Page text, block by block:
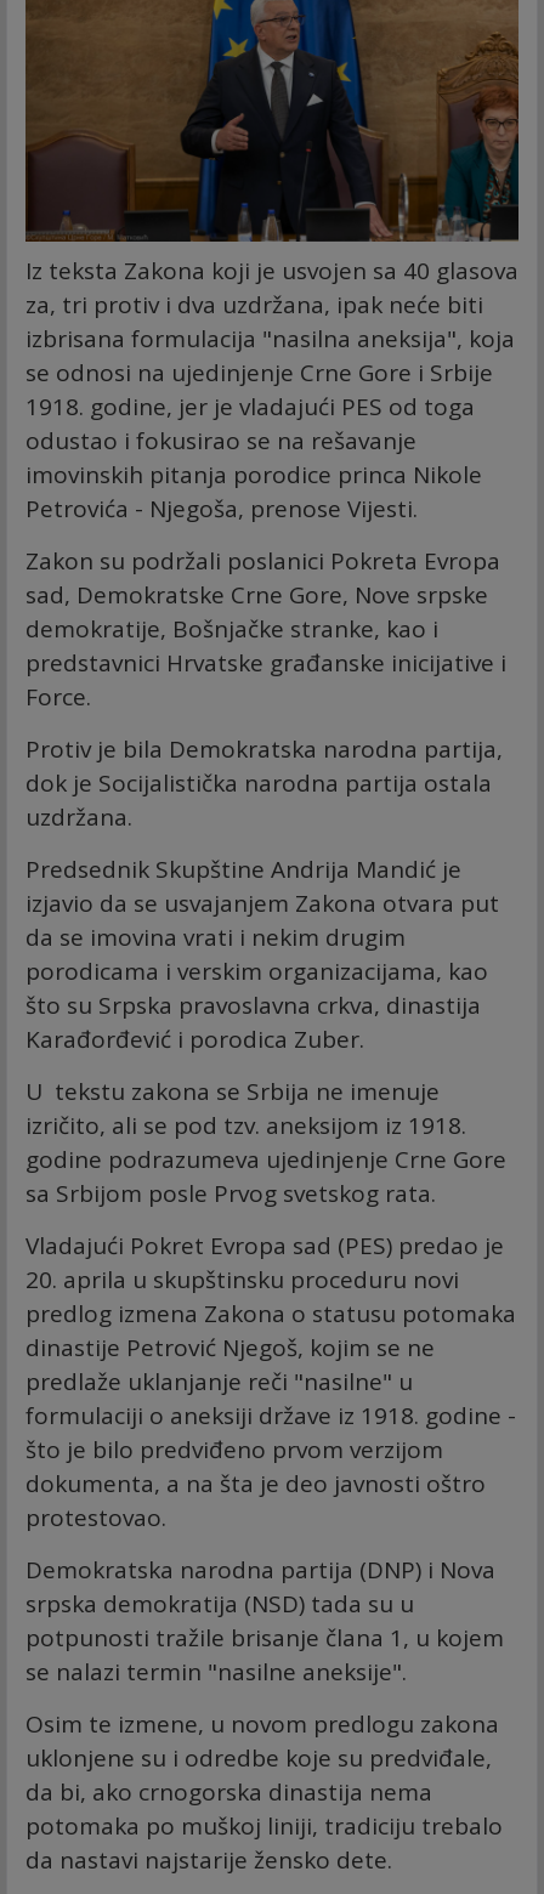
Iz teksta Zakona koji je usvojen sa 40 glasova
za, tri protiv i dva uzdržana, ipak neće biti
izbrisana formulacija "nasilna aneksija", koja
se odnosi na ujedinjenje Crne Gore i Srbije
1918. godine, jer je vladajući PES od toga
odustao i fokusirao se na rešavanje
imovinskih pitanja porodice princa Nikole
Petrovića - Njegoša, prenose Vijesti.
Zakon su podržali poslanici Pokreta Evropa
sad, Demokratske Crne Gore, Nove srpske
demokratije, Bošnjačke stranke, kao i
predstavnici Hrvatske građanske inicijative i
Force.
Protiv je bila Demokratska narodna partija,
dok je Socijalistička narodna partija ostala
uzdržana.
Predsednik Skupštine Andrija Mandić je
izjavio da se usvajanjem Zakona otvara put
da se imovina vrati i nekim drugim
porodicama i verskim organizacijama, kao
što su Srpska pravoslavna crkva, dinastija
Karađorđević i porodica Zuber.
U tekstu zakona se Srbija ne imenuje
izričito, ali se pod tzv. aneksijom iz 1918.
godine podrazumeva ujedinjenje Crne Gore
sa Srbijom posle Prvog svetskog rata.
Vladajući Pokret Evropa sad (PES) predao je
20. aprila u skupštinsku proceduru novi
predlog izmena Zakona o statusu potomaka
dinastije Petrović Njegoš, kojim se ne
predlaže uklanjanje reči "nasilne" u
formulaciji o aneksiji države iz 1918. godine -
što je bilo predviđeno prvom verzijom
dokumenta, a na šta je deo javnosti oštro
protestovao.
Demokratska narodna partija (DNP) i Nova
srpska demokratija (NSD) tada su u
potpunosti tražile brisanje člana 1, u kojem
se nalazi termin "nasilne aneksije".
Osim te izmene, u novom predlogu zakona
uklonjene su i odredbe koje su predviđale,
da bi, ako crnogorska dinastija nema
potomaka po muškoj liniji, tradiciju trebalo
da nastavi najstarije žensko dete.